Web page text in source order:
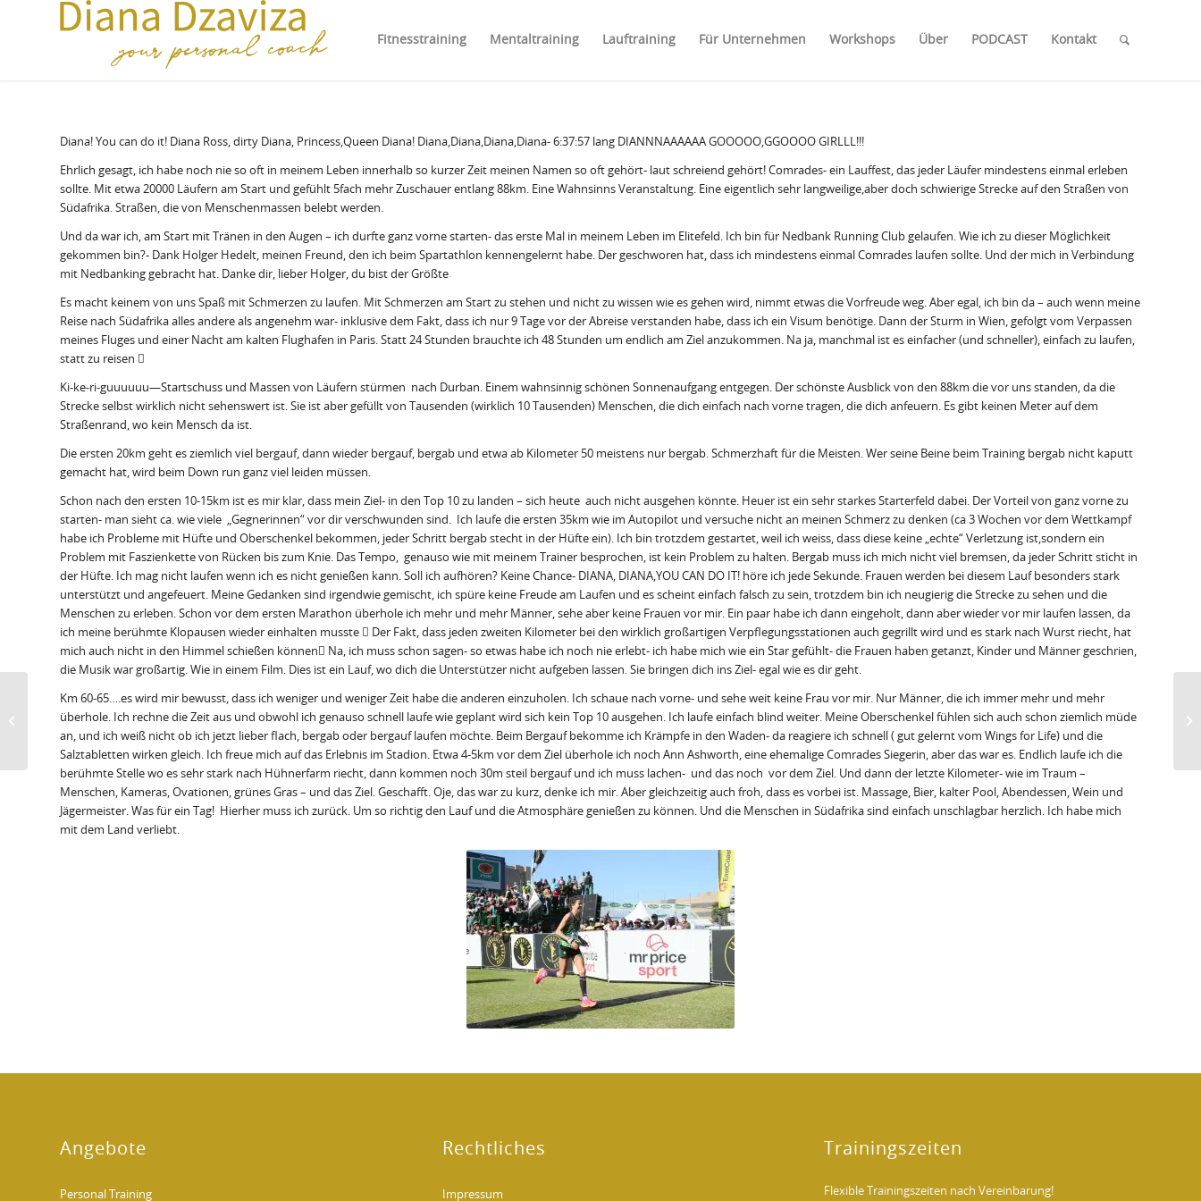
Fitnesstraining Mentaltraining Lauftraining Für Unternehmen Workshops Über PODCAST Kontakt
Diana! You can do it! Diana Ross, dirty Diana, Princess,Queen Diana! Diana,Diana,Diana,Diana- 6:37:57 lang DIANNNAAAAAA GOOOOO,GGOOOO GIRLLL!!!
Ehrlich gesagt, ich habe noch nie so oft in meinem Leben innerhalb so kurzer Zeit meinen Namen so oft gehört- laut schreiend gehört! Comrades- ein Lauffest, das jeder Läufer mindestens einmal erleben
sollte. Mit etwa 20000 Läufern am Start und gefühlt 5fach mehr Zuschauer entlang 88km. Eine Wahnsinns Veranstaltung. Eine eigentlich sehr langweilige,aber doch schwierige Strecke auf den Straßen von
Südafrika. Straßen, die von Menschenmassen belebt werden.
Und da war ich, am Start mit Tränen in den Augen – ich durfte ganz vorne starten- das erste Mal in meinem Leben im Elitefeld. Ich bin für Nedbank Running Club gelaufen. Wie ich zu dieser Möglichkeit
gekommen bin?- Dank Holger Hedelt, meinen Freund, den ich beim Spartathlon kennengelernt habe. Der geschworen hat, dass ich mindestens einmal Comrades laufen sollte. Und der mich in Verbindung
mit Nedbanking gebracht hat. Danke dir, lieber Holger, du bist der Größte.
Es macht keinem von uns Spaß mit Schmerzen zu laufen. Mit Schmerzen am Start zu stehen und nicht zu wissen wie es gehen wird, nimmt etwas die Vorfreude weg. Aber egal, ich bin da – auch wenn meine
Reise nach Südafrika alles andere als angenehm war- inklusive dem Fakt, dass ich nur 9 Tage vor der Abreise verstanden habe, dass ich ein Visum benötige. Dann der Sturm in Wien, gefolgt vom Verpassen
meines Fluges und einer Nacht am kalten Flughafen in Paris. Statt 24 Stunden brauchte ich 48 Stunden um endlich am Ziel anzukommen. Na ja, manchmal ist es einfacher (und schneller), einfach zu laufen,
statt zu reisen 
Ki-ke-ri-guuuuuu—Startschuss und Massen von Läufern stürmen nach Durban. Einem wahnsinnig schönen Sonnenaufgang entgegen. Der schönste Ausblick von den 88km die vor uns standen, da die
Strecke selbst wirklich nicht sehenswert ist. Sie ist aber gefüllt von Tausenden (wirklich 10 Tausenden) Menschen, die dich einfach nach vorne tragen, die dich anfeuern. Es gibt keinen Meter auf dem
Straßenrand, wo kein Mensch da ist.
Die ersten 20km geht es ziemlich viel bergauf, dann wieder bergauf, bergab und etwa ab Kilometer 50 meistens nur bergab. Schmerzhaft für die Meisten. Wer seine Beine beim Training bergab nicht kaputt
gemacht hat, wird beim Down run ganz viel leiden müssen.
Schon nach den ersten 10-15km ist es mir klar, dass mein Ziel- in den Top 10 zu landen – sich heute auch nicht ausgehen könnte. Heuer ist ein sehr starkes Starterfeld dabei. Der Vorteil von ganz vorne zu
starten- man sieht ca. wie viele „Gegnerinnen“ vor dir verschwunden sind. Ich laufe die ersten 35km wie im Autopilot und versuche nicht an meinen Schmerz zu denken (ca 3 Wochen vor dem Wettkampf
habe ich Probleme mit Hüfte und Oberschenkel bekommen, jeder Schritt bergab stecht in der Hüfte ein). Ich bin trotzdem gestartet, weil ich weiss, dass diese keine „echte“ Verletzung ist,sondern ein
Problem mit Faszienkette von Rücken bis zum Knie. Das Tempo, genauso wie mit meinem Trainer besprochen, ist kein Problem zu halten. Bergab muss ich mich nicht viel bremsen, da jeder Schritt sticht in
der Hüfte. Ich mag nicht laufen wenn ich es nicht genießen kann. Soll ich aufhören? Keine Chance- DIANA, DIANA,YOU CAN DO IT! höre ich jede Sekunde. Frauen werden bei diesem Lauf besonders stark
unterstützt und angefeuert. Meine Gedanken sind irgendwie gemischt, ich spüre keine Freude am Laufen und es scheint einfach falsch zu sein, trotzdem bin ich neugierig die Strecke zu sehen und die
Menschen zu erleben. Schon vor dem ersten Marathon überhole ich mehr und mehr Männer, sehe aber keine Frauen vor mir. Ein paar habe ich dann eingeholt, dann aber wieder vor mir laufen lassen, da
ich meine berühmte Klopausen wieder einhalten musste  Der Fakt, dass jeden zweiten Kilometer bei den wirklich großartigen Verpflegungsstationen auch gegrillt wird und es stark nach Wurst riecht, hat
mich auch nicht in den Himmel schießen können Na, ich muss schon sagen- so etwas habe ich noch nie erlebt- ich habe mich wie ein Star gefühlt- die Frauen haben getanzt, Kinder und Männer geschrien,
die Musik war großartig. Wie in einem Film. Dies ist ein Lauf, wo dich die Unterstützer nicht aufgeben lassen. Sie bringen dich ins Ziel- egal wie es dir geht.
Km 60-65….es wird mir bewusst, dass ich weniger und weniger Zeit habe die anderen einzuholen. Ich schaue nach vorne- und sehe weit keine Frau vor mir. Nur Männer, die ich immer mehr und mehr
überhole. Ich rechne die Zeit aus und obwohl ich genauso schnell laufe wie geplant wird sich kein Top 10 ausgehen. Ich laufe einfach blind weiter. Meine Oberschenkel fühlen sich auch schon ziemlich müde
an, und ich weiß nicht ob ich jetzt lieber flach, bergab oder bergauf laufen möchte. Beim Bergauf bekomme ich Krämpfe in den Waden- da reagiere ich schnell ( gut gelernt vom Wings for Life) und die
Salztabletten wirken gleich. Ich freue mich auf das Erlebnis im Stadion. Etwa 4-5km vor dem Ziel überhole ich noch Ann Ashworth, eine ehemalige Comrades Siegerin, aber das war es. Endlich laufe ich die
berühmte Stelle wo es sehr stark nach Hühnerfarm riecht, dann kommen noch 30m steil bergauf und ich muss lachen- und das noch vor dem Ziel. Und dann der letzte Kilometer- wie im Traum –
Menschen, Kameras, Ovationen, grünes Gras – und das Ziel. Geschafft. Oje, das war zu kurz, denke ich mir. Aber gleichzeitig auch froh, dass es vorbei ist. Massage, Bier, kalter Pool, Abendessen, Wein und
Jägermeister. Was für ein Tag! Hierher muss ich zurück. Um so richtig den Lauf und die Atmosphäre genießen zu können. Und die Menschen in Südafrika sind einfach unschlagbar herzlich. Ich habe mich
mit dem Land verliebt.
Angebote
Personal Training
Rechtliches
Impressum
Trainingszeiten
Flexible Trainingszeiten nach Vereinbarung!
Workshops